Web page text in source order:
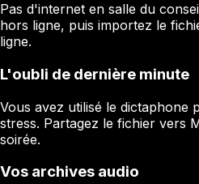
Pas d'internet en salle du
hors ligne, puis importez le
ligne.
L'oubli de dernière minute
Vous avez utilisé le dictaphone
stress. Partagez le fichier vers
soirée.
Vos archives audio